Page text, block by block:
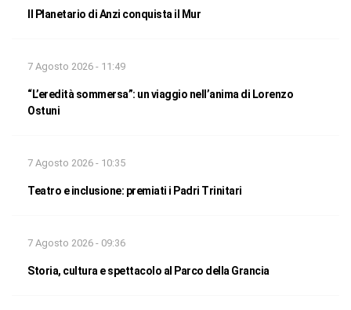
Il Planetario di Anzi conquista il Mur
7 Agosto 2026 - 11:49
“L’eredità sommersa”: un viaggio nell’anima di Lorenzo
Ostuni
7 Agosto 2026 - 10:35
Teatro e inclusione: premiati i Padri Trinitari
7 Agosto 2026 - 09:36
Storia, cultura e spettacolo al Parco della Grancia